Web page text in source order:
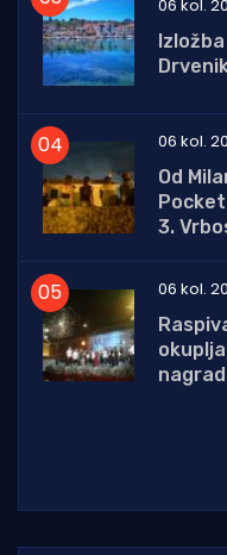
06 kol.
06 kol.
Od
3.
06 kol.